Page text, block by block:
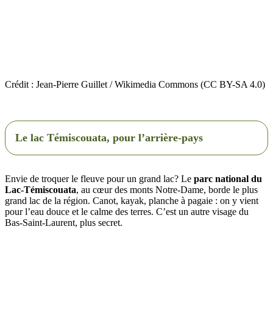
Crédit : Jean-Pierre Guillet / Wikimedia Commons (CC BY-SA 4.0)
Le lac Témiscouata, pour l’arrière-pays
Envie de troquer le fleuve pour un grand lac? Le parc national du
Lac-Témiscouata, au cœur des monts Notre-Dame, borde le plus
grand lac de la région. Canot, kayak, planche à pagaie : on y vient
pour l’eau douce et le calme des terres. C’est un autre visage du
Bas-Saint-Laurent, plus secret.